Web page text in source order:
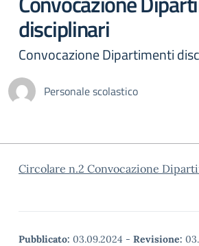
disciplinari
Convocazione Dipartimenti
Personale scolastico
Circolare n.2 Convocazione
Pubblicato: 03.09.2024 - Revisione: